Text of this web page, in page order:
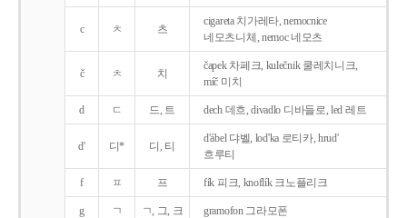
c ㅊ 츠
cigareta 치가레타, nemocnice
네모츠니체, nemoc 네모츠
č ㅊ 치
čapek 차페크, kulečnik 쿨레치니크,
míč 미치
d ㄷ 드, 트 dech 데흐, divadlo 디바들로, led 레트
d' 디* 디, 티
d'ábel 댜벨, lod'ka 로티카, hrud'
흐루티
f ㅍ 프 fík 피크, knoflík 크노플리크
g ㄱ ㄱ, 그, 크 gramofon 그라모폰